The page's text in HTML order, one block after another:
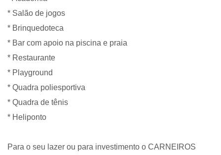
* Salão de jogos
* Brinquedoteca
* Bar com apoio na piscina e praia
* Restaurante
* Playground
* Quadra poliesportiva
* Quadra de tênis
* Heliponto
Para o seu lazer ou para investimento o CARNEIROS